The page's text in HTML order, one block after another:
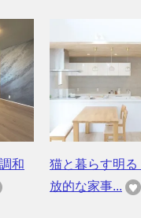
和
猫と暮らす明る
放的な家事...